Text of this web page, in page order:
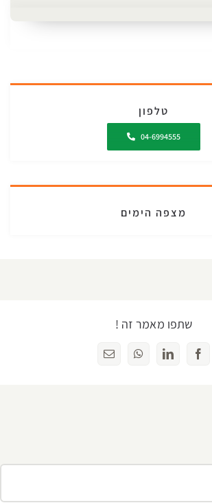
טלפון
04-6994555
מצפה הימים
שתפו מאמר זה !
Facebook
LinkedIn
WhatsAppכתובת